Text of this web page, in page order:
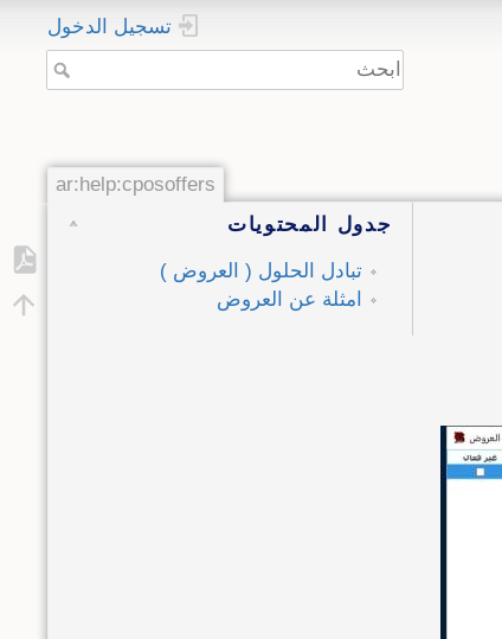
تسجيل الدخول
ar:help:cposoffers
جدول المحتويات
تبادل الحلول ( العروض )
امثلة عن العروض